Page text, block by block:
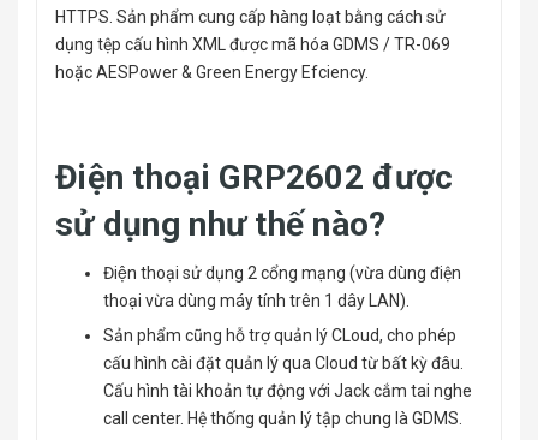
HTTPS. Sản phẩm cung cấp hàng loạt bằng cách sử
dụng tệp cấu hình XML được mã hóa GDMS / TR-069
hoặc AESPower & Green Energy Efciency.
Điện thoại GRP2602 được
sử dụng như thế nào?
Điện thoại sử dụng 2 cổng mạng (vừa dùng điện
thoại vừa dùng máy tính trên 1 dây LAN).
Sản phẩm cũng hỗ trợ quản lý CLoud, cho phép
cấu hình cài đặt quản lý qua Cloud từ bất kỳ đâu.
Cấu hình tài khoản tự động với Jack cắm tai nghe
call center. Hệ thống quản lý tập chung là GDMS.